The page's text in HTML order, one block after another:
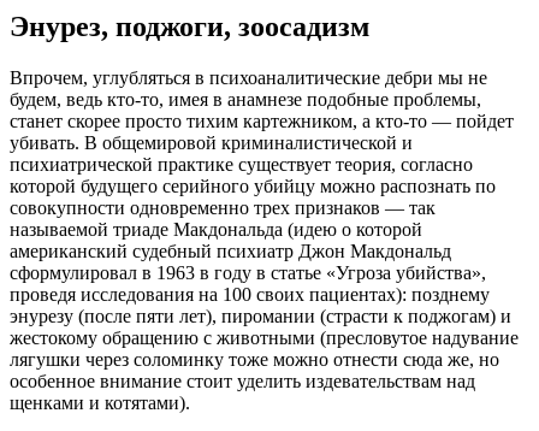
Энурез, поджоги, зоосадизм
Впрочем, углубляться в психоаналитические дебри мы не
будем, ведь кто-то, имея в анамнезе подобные проблемы,
станет скорее просто тихим картежником, а кто-то — пойдет
убивать. В общемировой криминалистической и
психиатрической практике существует теория, согласно
которой будущего серийного убийцу можно распознать по
совокупности одновременно трех признаков — так
называемой триаде Макдональда (идею о которой
американский судебный психиатр Джон Макдональд
сформулировал в 1963 в году в статье «Угроза убийства»,
проведя исследования на 100 своих пациентах): позднему
энурезу (после пяти лет), пиромании (страсти к поджогам) и
жестокому обращению с животными (пресловутое надувание
лягушки через соломинку тоже можно отнести сюда же, но
особенное внимание стоит уделить издевательствам над
щенками и котятами).